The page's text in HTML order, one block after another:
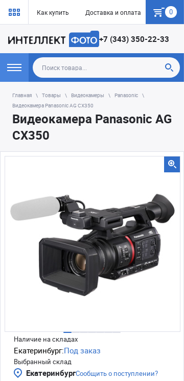
Как купить Доставка и оплата Гарантия
0
+7 (343) 350-22-33
Главная Товары Видеокамеры
Panasonic
Видеокамера Panasonic AG CX350
Видеокамера Panasonic AG
CX350
Наличие на складах
Екатеринбург:Под заказ
Выбранный склад
ЕкатеринбургСообщить о поступлении?